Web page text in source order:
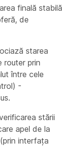
finală stabilă
de
starea
router prin
între cele
-
stării
apel de la
interfața